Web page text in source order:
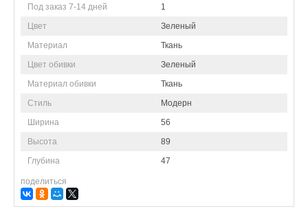
Под заказ 7-14 дней
1
Цвет
Зеленый
Материал
Ткань
Цвет обивки
Зеленый
Материал обивки
Ткань
Стиль
Модерн
Ширина
56
Высота
89
Глубина
47
поделиться